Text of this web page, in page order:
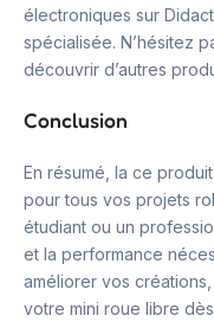
électroniques sur
spécialisée. N’hésitez
découvrir d’autres
Conclusion
En résumé, la ce
pour tous vos projets
étudiant ou un
et la performance
améliorer vos
votre mini roue libre dès